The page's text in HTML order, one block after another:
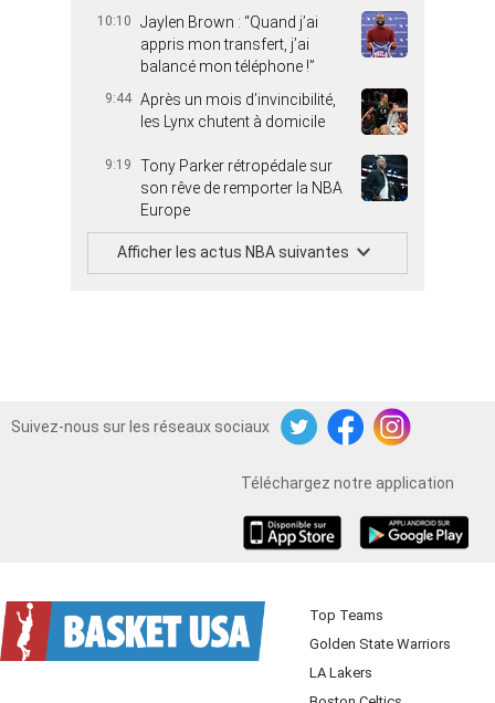
10:10
Jaylen Brown : “Quand j’ai
appris mon transfert, j’ai
balancé mon téléphone !”
9:44 Après un mois d’invincibilité,
les Lynx chutent à domicile
9:19
Tony Parker rétropédale sur
son rêve de remporter la NBA
Europe
Afficher les actus NBA suivantes
Suivez-nous sur les réseaux sociaux
TwitterFacebookInstagram
Téléchargez notre application
Top Teams
Golden State Warriors
LA Lakers